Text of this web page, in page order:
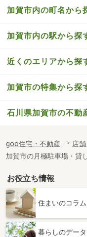
加賀市内の町名から
加賀市内の駅から探
近くのエリアから探
加賀市の特集から探
石川県加賀市の不動
goo住宅・不動産 店
加賀市の月極駐車場・貸
お役立ち情報
住まいのコラム
暮らしのデータ